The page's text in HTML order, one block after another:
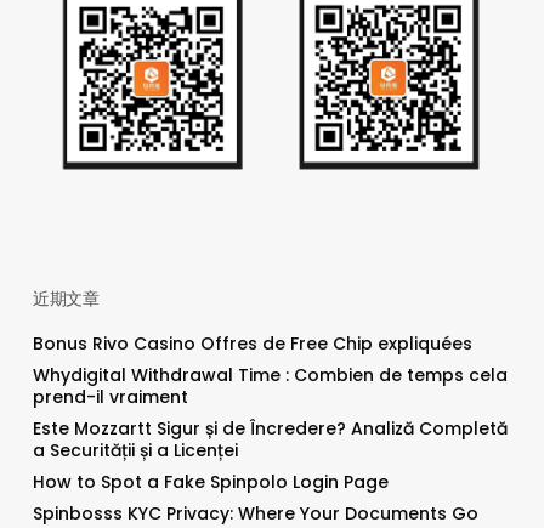
近期文章
Bonus Rivo Casino Offres de Free Chip expliquées
Whydigital Withdrawal Time : Combien de temps cela
prend-il vraiment
Este Mozzartt Sigur și de Încredere? Analiză Completă
a Securității și a Licenței
How to Spot a Fake Spinpolo Login Page
Spinbosss KYC Privacy: Where Your Documents Go